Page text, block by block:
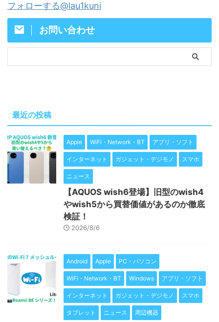
フォローする@lau1kuni
お問い合わせ
最近の投稿
Apple WiFi・Network・BT アプリ・ソフト
インターネット ガジェット・デジモノ スマホ
ニュース
【AQUOS wish6登場】旧型のwish4
やwish5から買替価値があるのか徹底
検証！
2026/8/6
Android Apple PC・パソコン
WiFi・Network・BT Windows アプリ・ソフト
インターネット ガジェット・デジモノ スマホ
タブレット ニュース 周辺機器